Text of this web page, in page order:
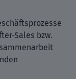
Sales bzw.